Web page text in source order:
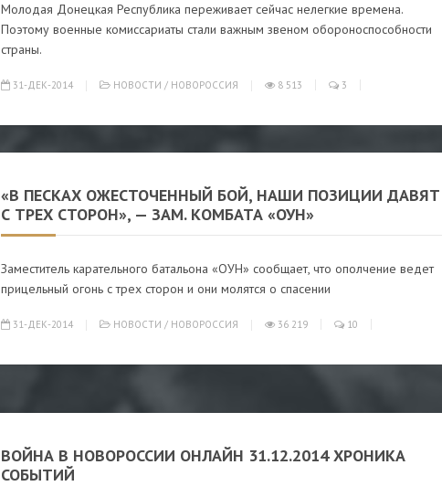
Молодая Донецкая Республика переживает сейчас нелегкие времена.
Поэтому военные комиссариаты стали важным звеном обороноспособности
страны.
31-ДЕК-2014 НОВОСТИ / НОВОРОССИЯ 8 513 3
«В ПЕСКАХ ОЖЕСТОЧЕННЫЙ БОЙ, НАШИ ПОЗИЦИИ ДАВЯТ
С ТРЕХ СТОРОН», — ЗАМ. КОМБАТА «ОУН»
Заместитель карательного батальона «ОУН» сообщает, что ополчение ведет
прицельный огонь с трех сторон и они молятся о спасении
31-ДЕК-2014 НОВОСТИ / НОВОРОССИЯ 36 219 10
ВОЙНА В НОВОРОССИИ ОНЛАЙН 31.12.2014 ХРОНИКА
СОБЫТИЙ